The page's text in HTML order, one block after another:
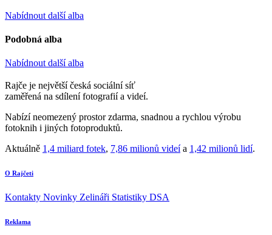
Nabídnout další alba
Podobná alba
Nabídnout další alba
Rajče je největší česká sociální síť
zaměřená na sdílení fotografií a videí.
Nabízí neomezený prostor zdarma, snadnou a rychlou výrobu
fotoknih i jiných fotoproduktů.
Aktuálně 1,4 miliard fotek, 7,86 milionů videía 1,42 milionů lidí.
O Rajčeti
Kontakty Novinky Zelináři Statistiky DSA
Reklama